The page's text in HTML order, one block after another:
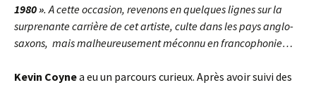
1980 ». A cette occasion, revenons en quelques lignes sur la
surprenante carrière de cet artiste, culte dans les pays anglo-
saxons, mais malheureusement méconnu en francophonie…
Kevin Coynea eu un parcours curieux. Après avoir suivi des